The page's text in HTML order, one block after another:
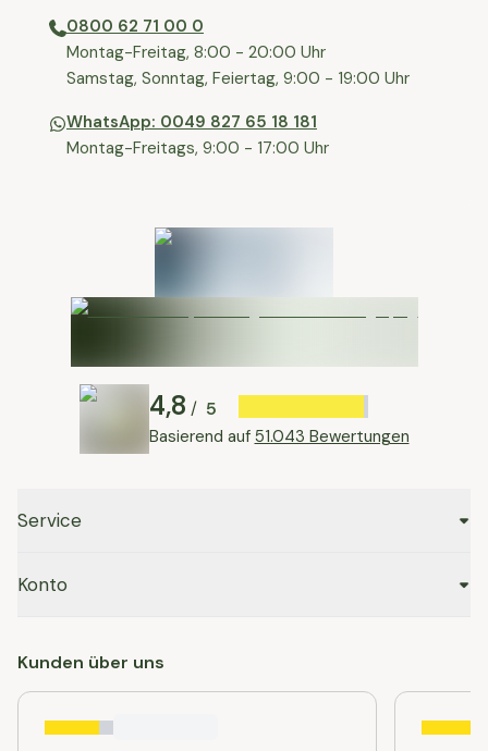
0800 62 71 00 0
⁠⁠Montag-Freitag, 8:00 - 20:00 Uhr
⁠Samstag, Sonntag, Feiertag, 9:00 - 19:00 Uhr
WhatsApp: 0049 827 65 18 181
Montag-Freitags, 9:00 - 17:00 Uhr
4,8 / 5
Basierend auf 51.043 Bewertungen
Service
Konto
Kunden über uns